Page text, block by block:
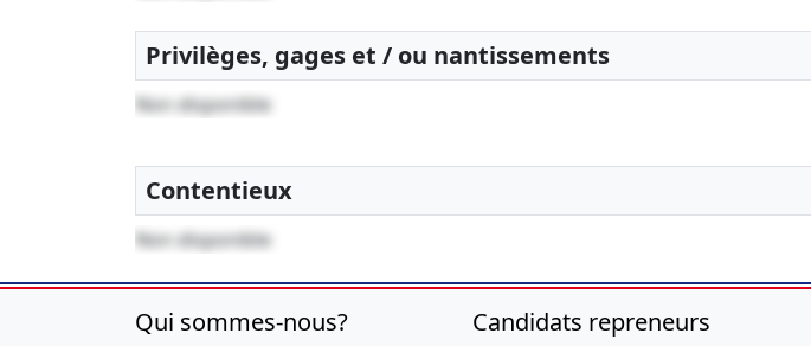
Privilèges, gages et / ou nantissements
Non disponible
Contentieux
Non disponible
Qui sommes-nous? Candidats repreneurs